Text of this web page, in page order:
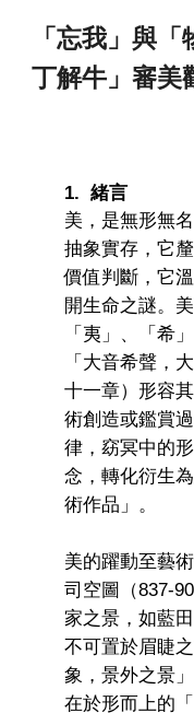
「忘我」與
丁解牛」審美
1. 緒言
美，是無形無
抽象實存，它
價值判斷，它
開生命之謎。
「夷」、「希
「大音希聲，
十一章）形容
術創造或鑑賞
律，窈冥中的
念，轉化衍生
術作品」。
美的躍動至藝
司空圖（837-
家之景，如藍
不可置於眉睫
象，景外之景
在於形而上的